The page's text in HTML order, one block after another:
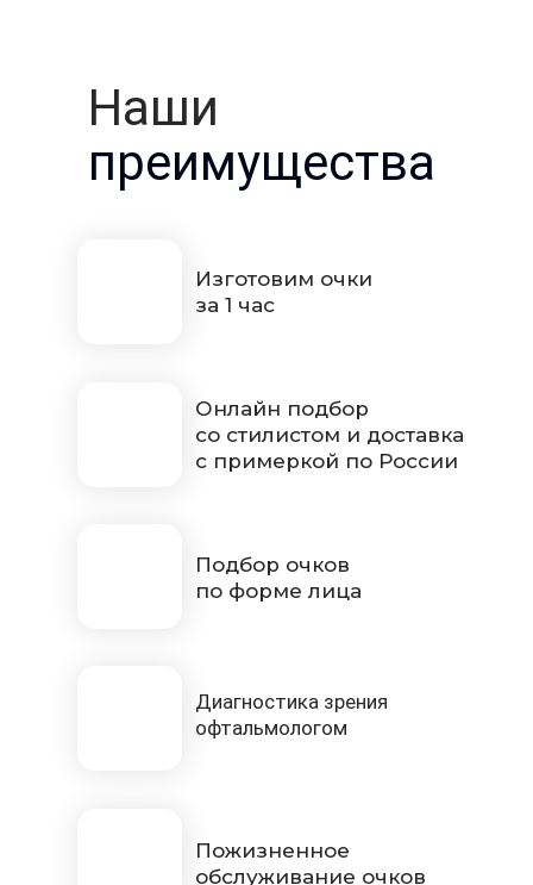
Наши
преимущества
Изготовим очки
за 1 час
Подбор очков
по форме лица
Пожизненное
обслуживание очков
Онлайн подбор
со стилистом и доставка
с примеркой по России
Диагностика зрения
офтальмологом